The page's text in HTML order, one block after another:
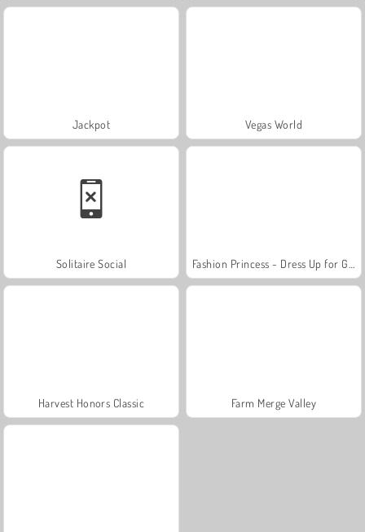
Jackpot Vegas World
Solitaire Social
Harvest Honors Classic Farm Merge Valley